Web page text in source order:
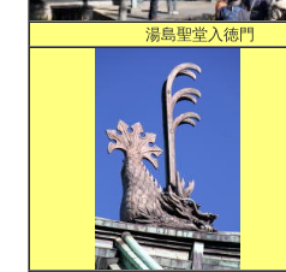
湯島聖堂入徳門